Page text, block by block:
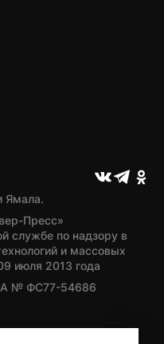
Ямала.
Пресс»
службе по надзору в
и массовых
июля 2013 года
№ ФС77-54686